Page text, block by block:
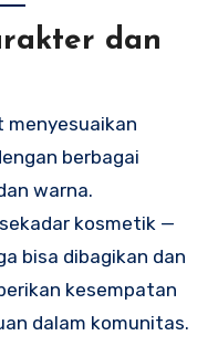
dan
menyesuaikan
berbagai
warna.
kosmetik —
bisa dibagikan dan
kesempatan
dalam komunitas.